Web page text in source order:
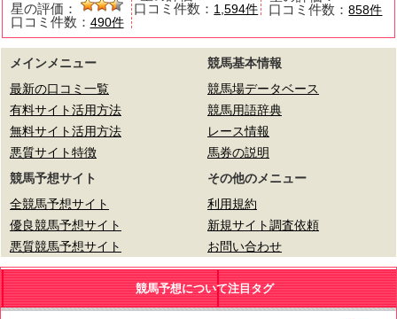
星の評価：
口コミ件数： 490件
口コミ件数： 1,594件
口コミ件数：858件
メインメニュー
最新の口コミ一覧
有料サイト活用方法
無料サイト活用方法
悪質サイト特徴
競馬基本情報
競馬場データベース
競馬用語辞典
レース情報
馬券の説明
競馬予想サイト
全競馬予想サイト
優良競馬予想サイト
悪質競馬予想サイト
その他のメニュー
利用規約
新規サイト調査依頼
お問い合わせ
競馬予想について注目タグ